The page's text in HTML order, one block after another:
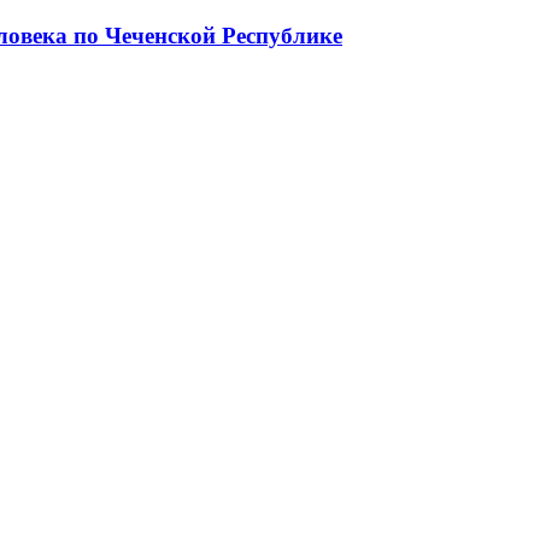
по Чеченской Республике